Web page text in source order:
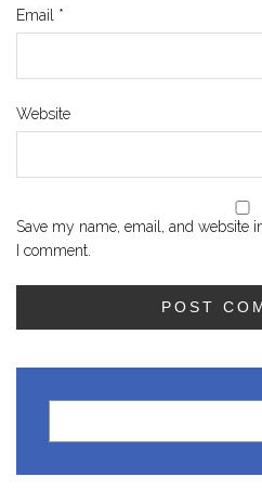
Email *
Website
Save my name, email, and website
I comment.